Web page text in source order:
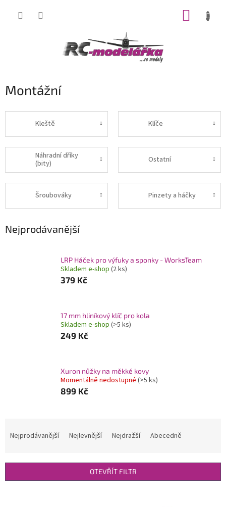
Montážní
Kleště Klíče
Náhradní dříky
(bity)
Ostatní
Šroubováky Pinzety a háčky
Nejprodávanější
LRP Háček pro výfuky a sponky - WorksTeam
Skladem e-shop (2 ks)
379 Kč
17 mm hliníkový klíč pro kola
Skladem e-shop (>5 ks)
249 Kč
Xuron nůžky na měkké kovy
Momentálně nedostupné (>5 ks)
899 Kč
í
Nejprodávanější Nejlevnější Nejdražší Abecedně
OTEVŘÍT FILTR